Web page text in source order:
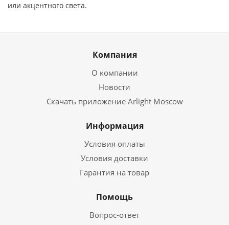
или акцентного света.
Компания
О компании
Новости
Скачать приложение Arlight Moscow
Информация
Условия оплаты
Условия доставки
Гарантия на товар
Помощь
Вопрос-ответ